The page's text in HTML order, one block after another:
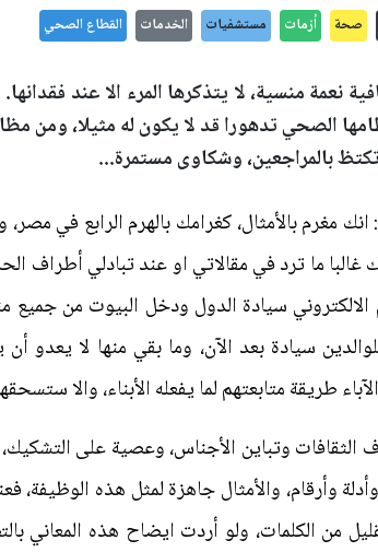
صحة أزمات مستشفيات الخدمات القطاع الصحي
منسية، لا يتذكرها المرء الا عند
الصحي تدهورا قد لا يكون له مثيلا، ومن
بالمراجعين، وشكاوى مستمرة...
مغرم بالأمثال، كغرامك بالهرم الرابع في
ما ترد في مقالاتي او عند تبادلي أطراف
الالكتروني سيادة الدول ودخل البيوت من
سيادة بعد الآن، وما بقي منها لا يعدو
طريقة متابعتهم لما يفعله الأبناء، والا
وتباين الأجناس، وعصية على التشكيك،
وأرقام، والأمثال جاهزة لمثل هذه
من الكلمات، ولو أردت ايضاح هذه